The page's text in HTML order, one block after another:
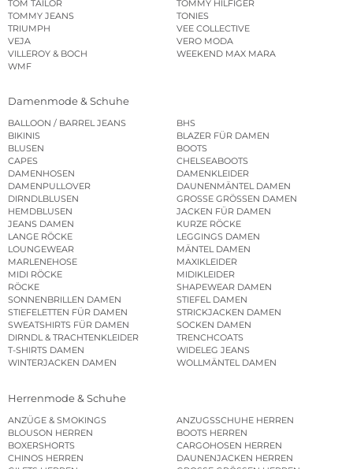
TOM TAILOR
TOMMY HILFIGER
TOMMY JEANS
TONIES
TRIUMPH
VEE COLLECTIVE
VEJA
VERO MODA
VILLEROY & BOCH
WEEKEND MAX MARA
WMF
Damenmode & Schuhe
BALLOON / BARREL JEANS
BHS
BIKINIS
BLAZER FÜR DAMEN
BLUSEN
BOOTS
CAPES
CHELSEABOOTS
DAMENHOSEN
DAMENKLEIDER
DAMENPULLOVER
DAUNENMÄNTEL DAMEN
DIRNDLBLUSEN
GROSSE GRÖSSEN DAMEN
HEMDBLUSEN
JACKEN FÜR DAMEN
JEANS DAMEN
KURZE RÖCKE
LANGE RÖCKE
LEGGINGS DAMEN
LOUNGEWEAR
MÄNTEL DAMEN
MARLENEHOSE
MAXIKLEIDER
MIDI RÖCKE
MIDIKLEIDER
RÖCKE
SHAPEWEAR DAMEN
SONNENBRILLEN DAMEN
STIEFEL DAMEN
STIEFELETTEN FÜR DAMEN
STRICKJACKEN DAMEN
SWEATSHIRTS FÜR DAMEN
SOCKEN DAMEN
DIRNDL & TRACHTENKLEIDER
TRENCHCOATS
T-SHIRTS DAMEN
WIDELEG JEANS
WINTERJACKEN DAMEN
WOLLMÄNTEL DAMEN
Herrenmode & Schuhe
ANZÜGE & SMOKINGS
ANZUGSSCHUHE HERREN
BLOUSON HERREN
BOOTS HERREN
BOXERSHORTS
CARGOHOSEN HERREN
CHINOS HERREN
DAUNENJACKEN HERREN